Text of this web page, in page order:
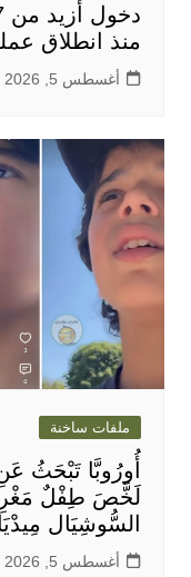
منذ انطلاق عملية
أغسطس 5, 2026
ملفات ساخنة
أُورُوبَّا تَبْحَثُ
لَخَّصَ طِفْلٌ
السُّوشِيَال
أغسطس 5, 2026